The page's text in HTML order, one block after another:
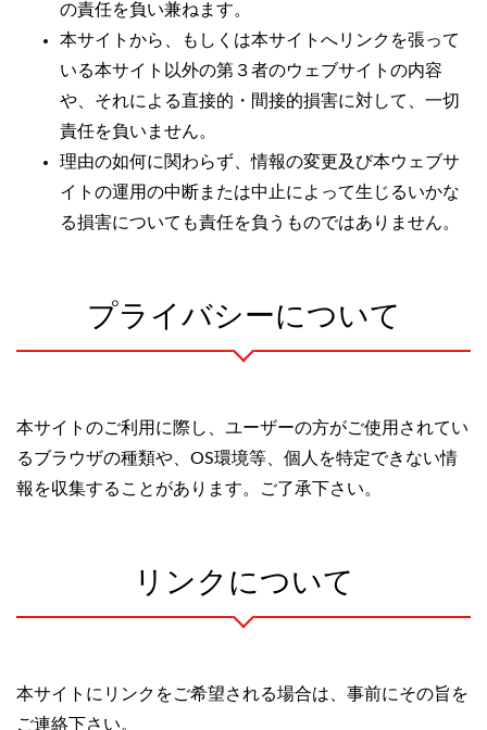
の責任を負い兼ねます。
本サイトから、もしくは本サイトへリンクを張って
いる本サイト以外の第３者のウェブサイトの内容
や、それによる直接的・間接的損害に対して、一切
責任を負いません。
理由の如何に関わらず、情報の変更及び本ウェブサ
イトの運用の中断または中止によって生じるいかな
る損害についても責任を負うものではありません。
プライバシーについて
本サイトのご利用に際し、ユーザーの方がご使用されてい
るブラウザの種類や、OS環境等、個人を特定できない情
報を収集することがあります。ご了承下さい。
リンクについて
本サイトにリンクをご希望される場合は、事前にその旨を
ご連絡下さい。